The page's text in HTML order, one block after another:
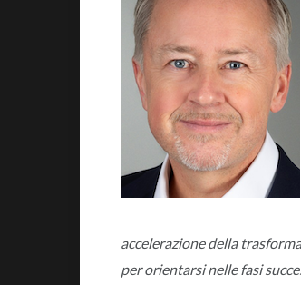
accelerazione della
per orientarsi nelle fasi